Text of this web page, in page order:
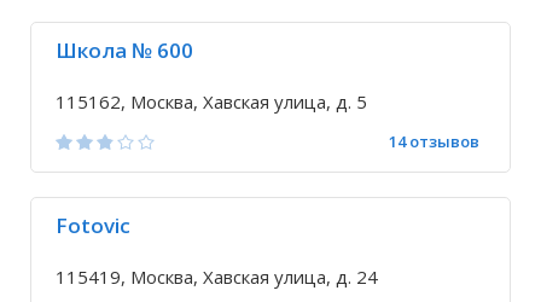
Школа № 600
115162, Москва, Хавская улица, д. 5
14 отзывов
Fotovic
115419, Москва, Хавская улица, д. 24